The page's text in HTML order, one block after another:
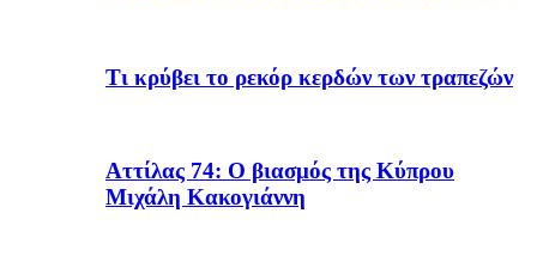
Τι κρύβει το ρεκόρ κερδών των τραπεζών
Αττίλας 74: Ο βιασμός της Κύπρου
Μιχάλη Κακογιάννη